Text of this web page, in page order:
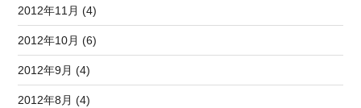
2012年11月 (4)
2012年10月 (6)
2012年9月 (4)
2012年8月 (4)